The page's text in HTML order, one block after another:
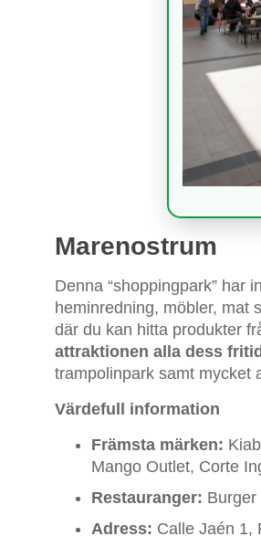
Marenostrum
Denna “shoppingpark” har
heminredning, möbler, mat
där du kan hitta produkter
attraktionen alla dess
trampolinpark samt mycket
Värdefull information
Främsta märken:
Mango Outlet, Corte
Restauranger: Burger
Adress: Calle Jaén 1,